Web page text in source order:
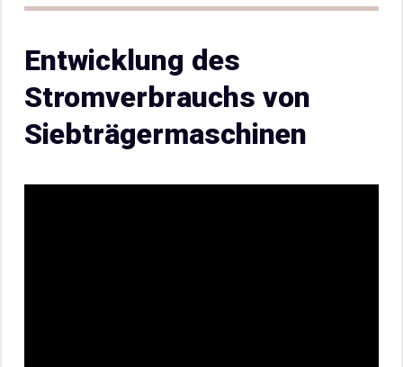
Entwicklung des
Stromverbrauchs von
Siebträgermaschinen